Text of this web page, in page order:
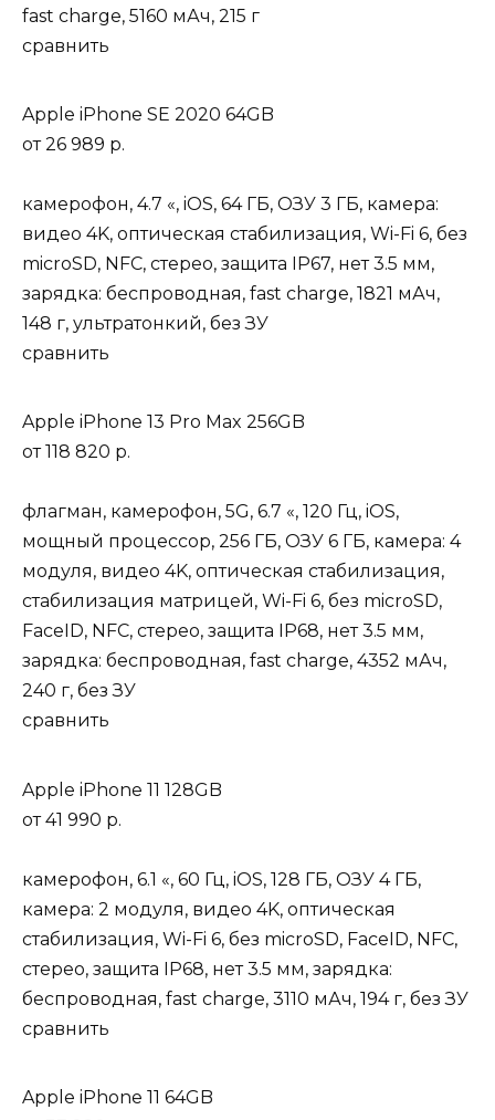
fast charge, 5160 мАч, 215 г
сравнить
Apple iPhone SE 2020 64GB
от26 989 р.
камерофон, 4.7 «, iOS, 64 ГБ, ОЗУ 3 ГБ, камера:
видео 4K, оптическая стабилизация, Wi-Fi 6, без
microSD, NFC, стерео, защита IP67, нет 3.5 мм,
зарядка: беспроводная, fast charge, 1821 мАч,
148 г, ультратонкий, без ЗУ
сравнить
Apple iPhone 13 Pro Max 256GB
от118 820 р.
флагман, камерофон, 5G, 6.7 «, 120 Гц, iOS,
мощный процессор, 256 ГБ, ОЗУ 6 ГБ, камера: 4
модуля, видео 4K, оптическая стабилизация,
стабилизация матрицей, Wi-Fi 6, без microSD,
FaceID, NFC, стерео, защита IP68, нет 3.5 мм,
зарядка: беспроводная, fast charge, 4352 мАч,
240 г, без ЗУ
сравнить
Apple iPhone 11 128GB
от41 990 р.
камерофон, 6.1 «, 60 Гц, iOS, 128 ГБ, ОЗУ 4 ГБ,
камера: 2 модуля, видео 4K, оптическая
стабилизация, Wi-Fi 6, без microSD, FaceID, NFC,
стерео, защита IP68, нет 3.5 мм, зарядка:
беспроводная, fast charge, 3110 мАч, 194 г, без ЗУ
сравнить
Apple iPhone 11 64GB